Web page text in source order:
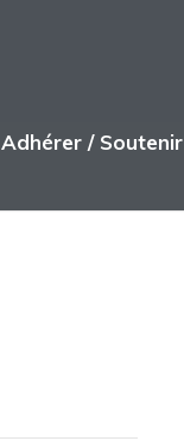
Adhérer / Soutenir